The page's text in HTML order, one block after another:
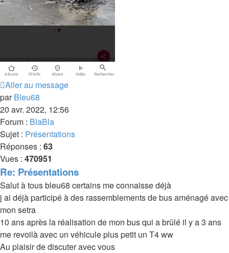
Aller au message
parBleu68
20 avr. 2022, 12:56
Forum : BlaBla
Sujet : Présentations
Réponses : 63
Vues : 470951
Re: Présentations
Salut à tous bleu68 certains me connaisse déjà
j ai déjà participé à des rassemblements de bus aménagé avec
mon setra
10 ans après la réalisation de mon bus qui a brûlé il y a 3 ans
me revoilà avec un véhicule plus petit un T4 ww
Au plaisir de discuter avec vous